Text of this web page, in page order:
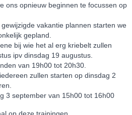
ons opnieuw beginnen te focussen op
vakantie plannen starten we
gepland.
bij wie het al erg kriebelt zullen
ipv dinsdag 19 augustus.
van 19h00 tot 20h30.
zullen starten op dinsdag 2
3 september van 15h00 tot 16h00
op deze trainingen.